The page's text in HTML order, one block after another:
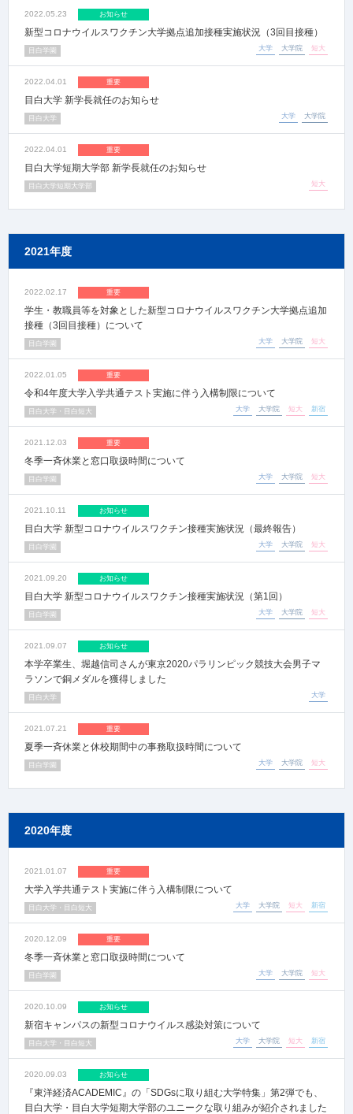
2022.05.23 お知らせ
新型コロナウイルスワクチン大学拠点追加接種実施状況（3回目接種）
大学 大学院 短大
目白学園
2022.04.01 重要
目白大学 新学長就任のお知らせ
大学 大学院
目白大学
2022.04.01 重要
目白大学短期大学部 新学長就任のお知らせ
短大
目白大学短期大学部
2021年度
2022.02.17 重要
学生・教職員等を対象とした新型コロナウイルスワクチン大学拠点追加
接種（3回目接種）について
大学 大学院 短大
目白学園
2022.01.05 重要
令和4年度大学入学共通テスト実施に伴う入構制限について
大学 大学院 短大 新宿
目白大学・目白短大
2021.12.03 重要
冬季一斉休業と窓口取扱時間について
大学 大学院 短大
目白学園
2021.10.11 お知らせ
目白大学 新型コロナウイルスワクチン接種実施状況（最終報告）
大学 大学院 短大
目白学園
2021.09.20 お知らせ
目白大学 新型コロナウイルスワクチン接種実施状況（第1回）
大学 大学院 短大
目白学園
2021.09.07 お知らせ
本学卒業生、堀越信司さんが東京2020パラリンピック競技大会男子マ
ラソンで銅メダルを獲得しました
大学
目白大学
2021.07.21 重要
夏季一斉休業と休校期間中の事務取扱時間について
大学 大学院 短大
目白学園
2020年度
2021.01.07 重要
大学入学共通テスト実施に伴う入構制限について
大学 大学院 短大 新宿
目白大学・目白短大
2020.12.09 重要
冬季一斉休業と窓口取扱時間について
大学 大学院 短大
目白学園
2020.10.09 お知らせ
新宿キャンパスの新型コロナウイルス感染対策について
大学 大学院 短大 新宿
目白大学・目白短大
2020.09.03 お知らせ
『東洋経済ACADEMIC』の「SDGsに取り組む大学特集」第2弾でも、
目白大学・目白大学短期大学部のユニークな取り組みが紹介されました